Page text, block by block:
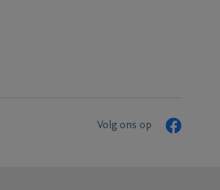
Volg ons op